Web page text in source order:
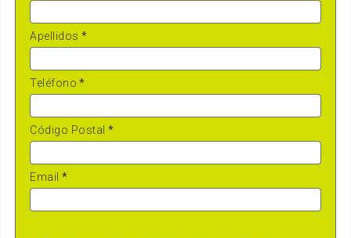
Apellidos *
Teléfono *
Código Postal *
Email *